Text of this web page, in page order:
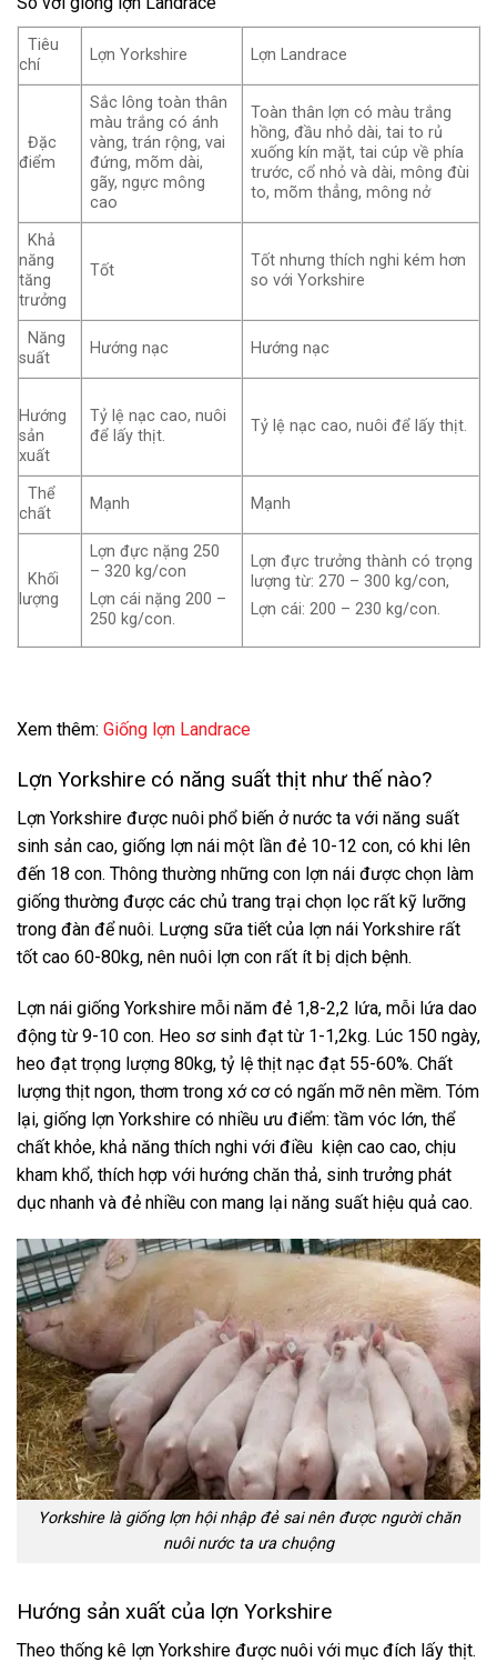
Tiêu
chí
Lợn Yorkshire Lợn Landrace
Đặc
điểm
Sắc lông toàn thân
màu trắng có ánh
vàng, trán rộng, vai
đứng, mõm dài,
gãy, ngực mông
cao
Toàn thân lợn có màu trắng
hồng, đầu nhỏ dài, tai to rủ
xuống kín mặt, tai cúp về phía
trước, cổ nhỏ và dài, mông đùi
to, mõm thẳng, mông nở
Khả
năng
tăng
trưởng
Tốt
Tốt nhưng thích nghi kém hơn
so với Yorkshire
Năng
suất
Hướng nạc Hướng nạc
Hướng
sản
xuất
Tỷ lệ nạc cao, nuôi
để lấy thịt.
Tỷ lệ nạc cao, nuôi để lấy thịt.
Thể
chất
Mạnh Mạnh
Khối
lượng
Lợn đực nặng 250
– 320 kg/con
Lợn cái nặng 200 –
250 kg/con.
Lợn đực trưởng thành có trọng
lượng từ: 270 – 300 kg/con,
Lợn cái: 200 – 230 kg/con.
Xem thêm: Giống lợn Landrace
Lợn Yorkshire có năng suất thịt như thế nào?
Lợn Yorkshire được nuôi phổ biến ở nước ta với năng suất
sinh sản cao, giống lợn nái một lần đẻ 10-12 con, có khi lên
đến 18 con. Thông thường những con lợn nái được chọn làm
giống thường được các chủ trang trại chọn lọc rất kỹ lưỡng
trong đàn để nuôi. Lượng sữa tiết của lợn nái Yorkshire rất
tốt cao 60-80kg, nên nuôi lợn con rất ít bị dịch bệnh.
Lợn nái giống Yorkshire mỗi năm đẻ 1,8-2,2 lứa, mỗi lứa dao
động từ 9-10 con. Heo sơ sinh đạt từ 1-1,2kg. Lúc 150 ngày,
heo đạt trọng lượng 80kg, tỷ lệ thịt nạc đạt 55-60%. Chất
lượng thịt ngon, thơm trong xớ cơ có ngấn mỡ nên mềm. Tóm
lại, giống lợn Yorkshire có nhiều ưu điểm: tầm vóc lớn, thể
chất khỏe, khả năng thích nghi với điều kiện cao cao, chịu
kham khổ, thích hợp với hướng chăn thả, sinh trưởng phát
dục nhanh và đẻ nhiều con mang lại năng suất hiệu quả cao.
Yorkshire là giống lợn hội nhập đẻ sai nên được người chăn
nuôi nước ta ưa chuộng
Hướng sản xuất của lợn Yorkshire
Theo thống kê lợn Yorkshire được nuôi với mục đích lấy thịt.